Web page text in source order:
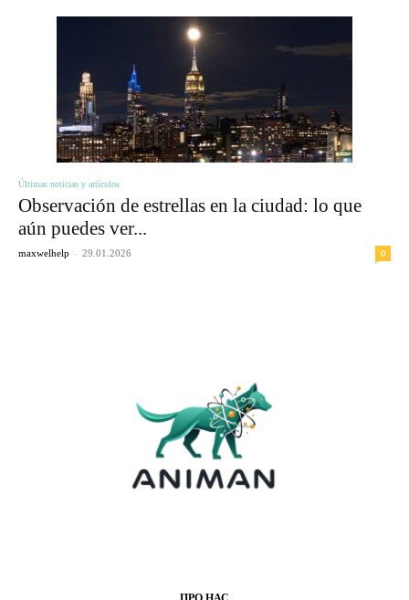
Últimas noticias y artículos
Observación de estrellas en la ciudad: lo que
aún puedes ver...
maxwelhelp - 29.01.2026 0